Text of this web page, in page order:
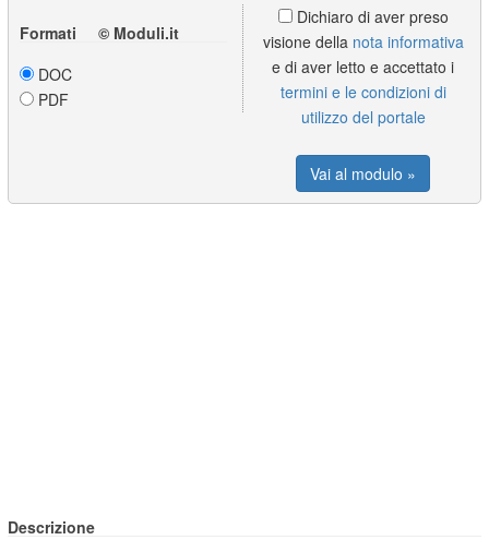
Formati © Moduli.it
DOC
PDF
Dichiaro di aver preso
visione della nota informativa
e di aver letto e accettato i
termini e le condizioni di
utilizzo del portale
Vai al modulo »
Descrizione